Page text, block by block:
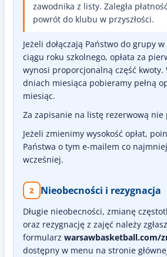
zawodnika z listy. Zaległa
powrót do klubu w przyszłości.
Jeżeli dołączają Państwo do grupy
ciągu roku szkolnego, opłata za
wynosi proporcjonalną część kwoty.
dniach miesiąca pobieramy pełną
miesiąc.
Za zapisanie na listę rezerwową nie
Jeżeli zmienimy wysokość opłat,
Państwa o tym e-mailem co
wcześniej.
2 Nieobecności i rezygnacja
Długie nieobecności, zmianę
oraz rezygnację z zajęć należy
formularz warsawbasketball.com/
dostępny w menu na stronie